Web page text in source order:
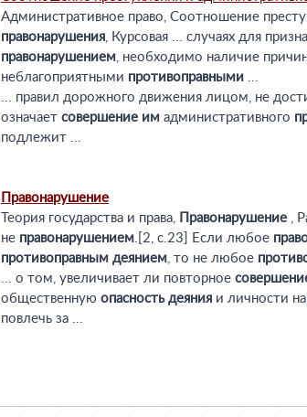
Административное право, Соотношение
правонарушения, Курсовая ... случаях для
правонарушением, необходимо наличие
неблагоприятными противоправными ...
... правил дорожного движения лицом, не
означает совершение им административного
подлежит ...
Правонарушение
Теория государства и права,
Правонарушение ,
не правонарушением.[2, c.23] Если любое
противоправным деянием, то не любое
... о том, увеличивает ли повторное
общественную опасность деяния и личности
повлечь за ...